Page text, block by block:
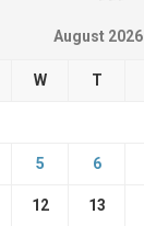
August 2026
W T
5 6
12 13